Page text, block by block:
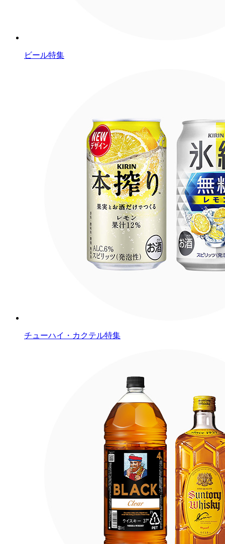
ビール特集
チューハイ・カクテル特集